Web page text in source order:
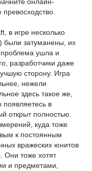
в игре несколько
были затуманены, их
ушла и
разработчики даже
сторону. Игра
нежели
здесь такое же,
появляетесь в
открыт полностью.
куда тоже
к постоянным
вражеских юнитов
Они тоже хотят
и предметами,